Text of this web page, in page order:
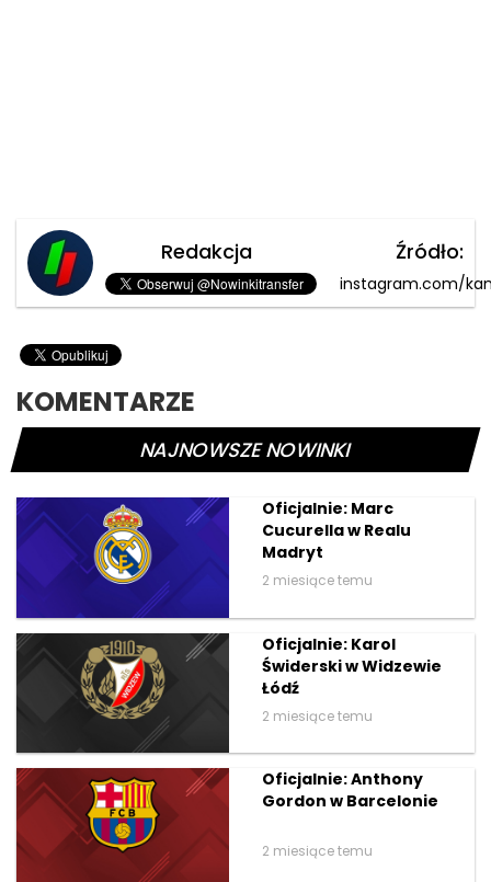
Redakcja Źródło:
instagram.com/
KOMENTARZE
NAJNOWSZE NOWINKI
Oficjalnie: Marc
Cucurella w Realu
Madryt
2 miesiące temu
Oficjalnie: Karol
Świderski w Widzewie
Łódź
2 miesiące temu
Oficjalnie: Anthony
Gordon w Barcelonie
2 miesiące temu